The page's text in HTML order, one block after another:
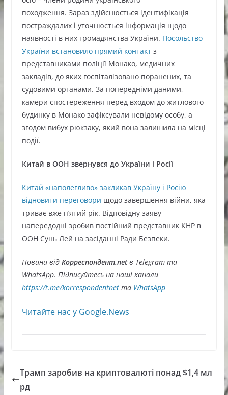
походження. Зараз здійснюється ідентифікація
постраждалих і уточнюється інформація щодо
наявності в них громадянства України. Посольство
України встановило прямий контактз
представниками поліції Монако, медичних
закладів, до яких госпіталізовано поранених, та
судовими органами. За попередніми даними,
камери спостереження перед входом до житлового
будинку в Монако зафіксували невідому особу, а
згодом вибух рюкзаку, який вона залишила на місці
події.
Китай в ООН звернувся до України і Росії
Китай «наполегливо» закликав Україну і Росію
відновити переговори щодо завершення війни, яка
триває вже п’ятий рік. Відповідну заяву
напередодні зробив постійний представник КНР в
ООН Сунь Лей на засіданні Ради Безпеки.
Новини відКорреспондент.netв Telegram та
WhatsApp. Підписуйтесь на наші канали
https://t.me/korrespondentnetта WhatsApp
Читайте нас у Google.News
Трамп заробив на криптовалюті понад $1,4 мл
рд